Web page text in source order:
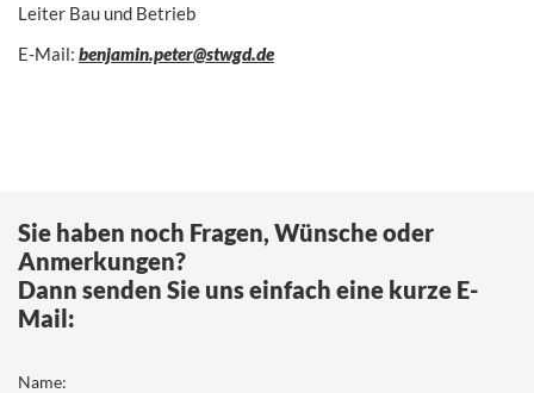
Leiter Bau und Betrieb
E-Mail: benjamin.peter@stwgd.de
Sie haben noch Fragen, Wünsche oder
Anmerkungen?
Dann senden Sie uns einfach eine kurze E-
Mail:
Name: